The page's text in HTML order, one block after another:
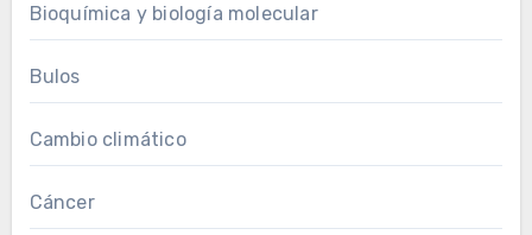
Bioquímica y biología molecular
Bulos
Cambio climático
Cáncer